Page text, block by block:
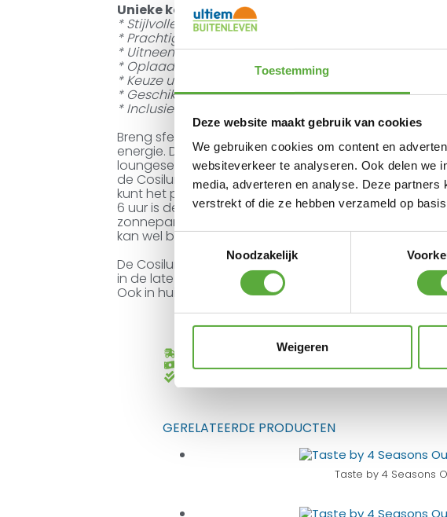
Toestemming
Deze website maakt gebruik van cookies
We gebruiken cookies om content en
websiteverkeer te analyseren. Ook delen we
media, adverteren en analyse. Deze
verstrekt of die ze hebben verzameld op
Noodzakelijk
Weigeren
Unieke kenmerken en voordelen
* Stijlvolle solartafels met sfeervol led-verlichting
* Prachtige lichtverdeling door uniek framedesign
* Uitneembaar zonnepaneel met led-licht
* Oplaadbaar via zonlicht of USB-C kabel
* Keuze uit de afmetingen: ø 52 x 60 cm of ø 70 x 41 cm
* Geschikt voor binnen én buiten
* Inclusief: zonnepaneel met led-licht en USB-C kabel
Breng sfeer in je tuin of interieur met de stijlvolle,
energie. Deze elegante bijzettafels zijn niet alleen
loungeset, maar ook een duurzame keuze. Dankzij
de Cosilumia’s zichzelf op in de zon. Is het een
kunt het paneel eenvoudig opladen met de
6 uur is de batterij weer volledig vol! Let op: gaat het
zonnepaneel uit het tafelframe en neem deze mee
kan wel buiten blijven staan, maar blijft het mooist
De Cosilumia’s zijn een prachtige aanvulling op je
in de late uurtjes kunt genieten van sfeervol licht. Of
Ook in huis komen de bijzettafels prachtig tot hun
Gratis verzending vanaf €250,-*
Achteraf betalen mogelijk
GERELATEERDE PRODUCTEN
Taste by 4 Seasons